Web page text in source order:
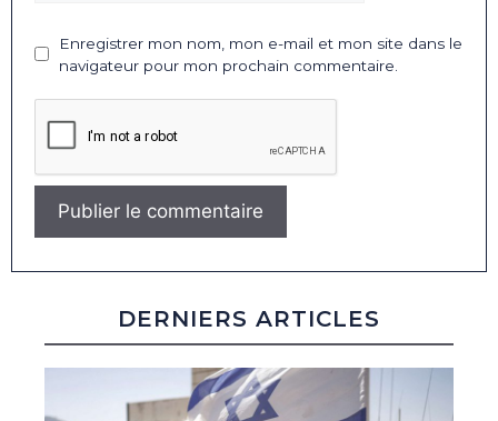
Enregistrer mon nom, mon e-mail et mon site dans le
navigateur pour mon prochain commentaire.
DERNIERS ARTICLES